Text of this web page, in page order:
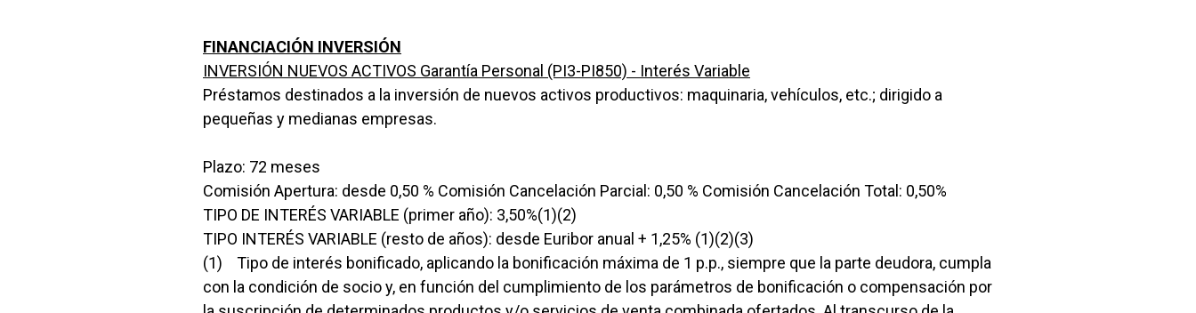
FINANCIACIÓN INVERSIÓN
INVERSIÓN NUEVOS ACTIVOS Garantía Personal (PI3-PI850) - Interés Variable
Préstamos destinados a la inversión de nuevos activos productivos: maquinaria, vehículos, etc.; dirigido a
pequeñas y medianas empresas.
Plazo: 72 meses
Comisión Apertura: desde 0,50 % Comisión Cancelación Parcial: 0,50 % Comisión Cancelación Total: 0,50%
TIPO DE INTERÉS VARIABLE (primer año): 3,50%(1)(2)
TIPO INTERÉS VARIABLE (resto de años): desde Euribor anual + 1,25% (1)(2)(3)
(1) Tipo de interés bonificado, aplicando la bonificación máxima de 1 p.p., siempre que la parte deudora, cumpla
con la condición de socio y, en función del cumplimiento de los parámetros de bonificación o compensación por